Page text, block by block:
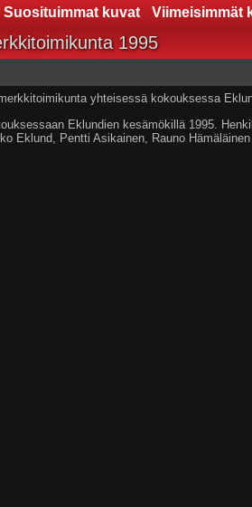
Suosituimmat kuvat Viimeisimmät
1995
Eklundien kesämökillä 1995.
Eklund, Pentti Asikainen, Rauno